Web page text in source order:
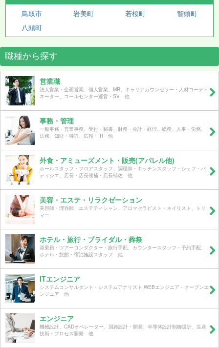
鳥取市 岩美町 若桜町
智頭町
八頭町
職種から探す
営業職
法人営業・企画営業、個人営業、MR、キャリアカウンセラー・人材コーディ
ネーター、コールセンター運営・SV 他
事務・管理
一般事務・営業事務、受付・秘書、財務・会計・経理、総務、人事・労務、
法務、知財・特許、広報・IR 他
外食・アミューズメント・販売(アパレル他)
ホールスタッフ・フロアスタッフ、調理師・キッチンスタッフ・シェフ・パ
ティシエ、店長・店長候補・店長補佐 他
美容・エステ・リラクゼーション
美容師・理容師、エステティシャン、アロマセラピスト・ネイリスト、トリ
マー
ホテル・旅行・ブライダル・葬祭
添乗員・ツアーコンダクター・旅行手配、カウンタースタッフ・予約手配、
ホテル・旅館・宿泊施設スタッフ 他
ITエンジニア
システムコンサルタント・システムアナリスト,WEBエンジニア・オープンエ
ンジニア 他
エンジニア
機械設計、CADオペレーター、回路設計・開発、半導体設計制御設計、生産
技術・プロセス開発 他